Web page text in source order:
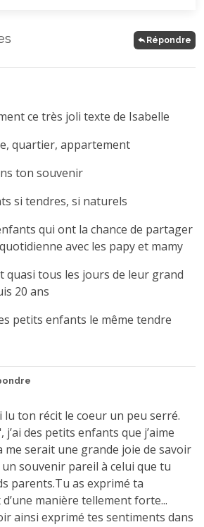
Répondre
ce très joli texte de Isabelle
quartier, appartement
ton souvenir
si tendres, si naturels
qui ont la chance de partager
avec les papy et mamy
quasi tous les jours de leur grand
20 ans
petits enfants le même tendre
lu ton récit le coeur un peu serré.
j’ai des petits enfants que j’aime
me serait une grande joie de savoir
souvenir pareil à celui que tu
parents.Tu as exprimé ta
manière tellement forte...
ainsi exprimé tes sentiments dans